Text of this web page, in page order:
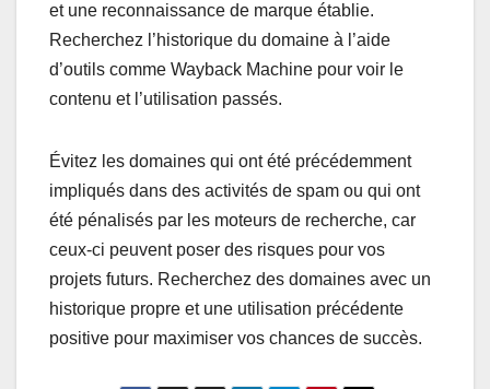
et une reconnaissance de marque établie.
Recherchez l’historique du domaine à l’aide
d’outils comme Wayback Machine pour voir le
contenu et l’utilisation passés.
Évitez les domaines qui ont été précédemment
impliqués dans des activités de spam ou qui ont
été pénalisés par les moteurs de recherche, car
ceux-ci peuvent poser des risques pour vos
projets futurs. Recherchez des domaines avec un
historique propre et une utilisation précédente
positive pour maximiser vos chances de succès.